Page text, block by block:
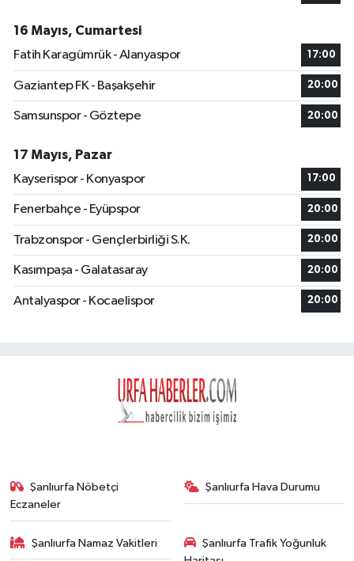
16 Mayıs, Cumartesi
Fatih Karagümrük - Alanyaspor
17:00
Gaziantep FK - Başakşehir 20:00
Samsunspor - Göztepe 20:00
17 Mayıs, Pazar
Kayserispor - Konyaspor
17:00
Fenerbahçe - Eyüpspor 20:00
Trabzonspor - Gençlerbirliği S.K. 20:00
Kasımpaşa - Galatasaray 20:00
Antalyaspor - Kocaelispor 20:00
Şanlıurfa Nöbetçi
Eczaneler
Şanlıurfa Hava Durumu
Şanlıurfa Namaz Vakitleri
Şanlıurfa Trafik Yoğunluk